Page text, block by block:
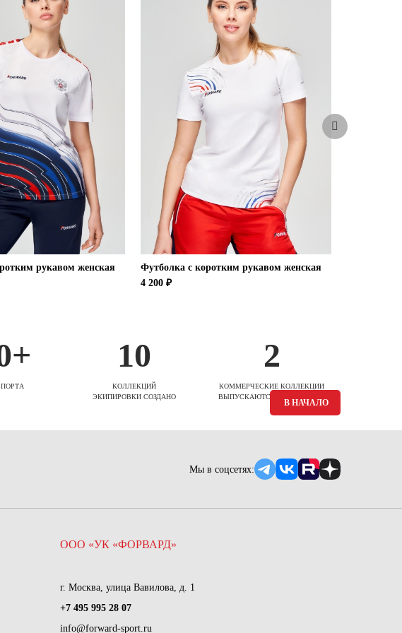
рукавом женская
Футболка с коротким рукавом женская
4 200 ₽
10
КОЛЛЕКЦИЙ
ЭКИПИРОВКИ СОЗДАНО
2
КОММЕРЧЕСКИЕ КОЛЛЕКЦИИ
ВЫПУСКАЮТСЯ ЕЖЕСЕЗОННО
В НАЧАЛО
Мы в соцсетях:
ООО «УК «ФОРВАРД»
г. Москва, улица Вавилова, д. 1
+7 495 995 28 07
info@forward-sport.ru